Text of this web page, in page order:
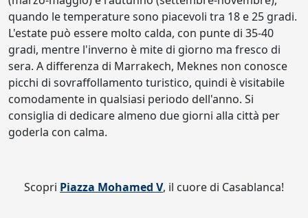
quando le temperature sono piacevoli tra 18 e 25 gradi.
L'estate può essere molto calda, con punte di 35-40
gradi, mentre l'inverno è mite di giorno ma fresco di
sera. A differenza di Marrakech, Meknes non conosce
picchi di sovraffollamento turistico, quindi è visitabile
comodamente in qualsiasi periodo dell'anno. Si
consiglia di dedicare almeno due giorni alla città per
goderla con calma.
Scopri Piazza Mohamed V, il cuore di Casablanca!